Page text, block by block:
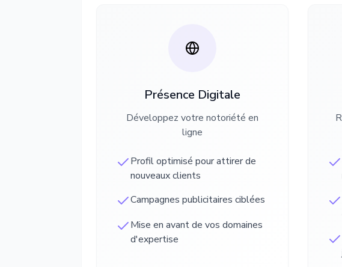
Présence Digitale
Développez votre notoriété en
ligne
Profil optimisé pour attirer de
nouveaux clients
Campagnes publicitaires ciblées
Mise en avant de vos domaines
d'expertise